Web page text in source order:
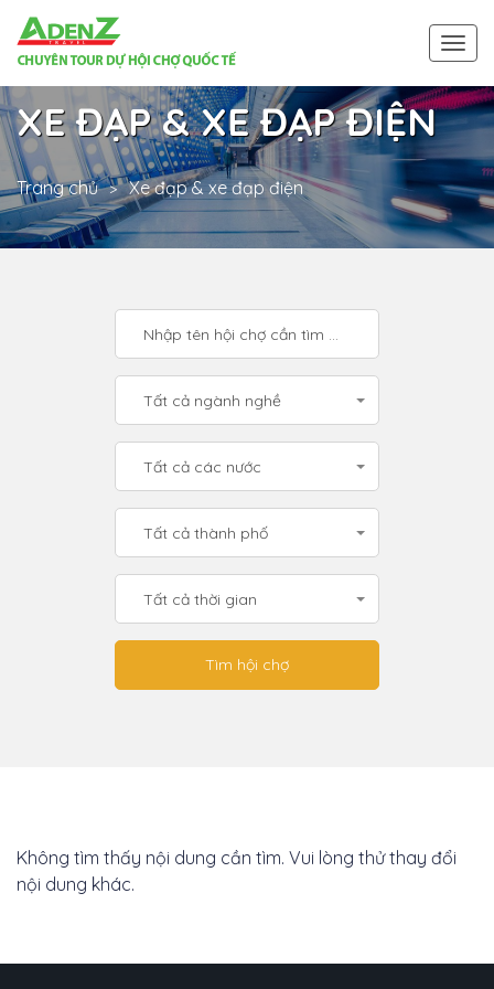
XE ĐẠP & XE ĐẠP ĐIỆN
Trang chủ Xe đạp & xe đạp điện
Tất cả ngành nghề
Tất cả các nước
Tất cả thành phố
Tất cả thời gian
Không tìm thấy nội dung cần tìm. Vui lòng thử thay đổi
nội dung khác.